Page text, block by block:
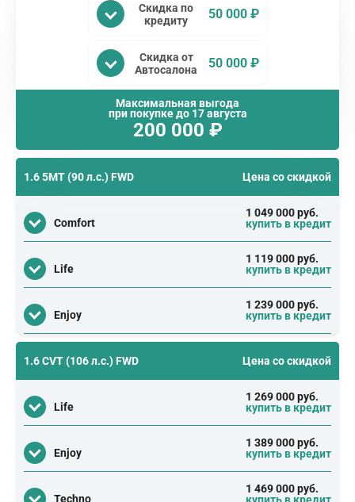
Скидка по
кредиту
50 000 ₽
Скидка от
Автосалона
50 000 ₽
Максимальная выгода
при покупке до 17 августа
200 000 ₽
1.6 5МТ (90 л.с.) FWD Цена со скидкой
Comfort
1 049 000 руб.
купить в кредит
Life
1 119 000 руб.
купить в кредит
Enjoy
1 239 000 руб.
купить в кредит
1.6 CVT (106 л.с.) FWD Цена со скидкой
Life
1 269 000 руб.
купить в кредит
Enjoy
1 389 000 руб.
купить в кредит
Techno
1 469 000 руб.
купить в кредит